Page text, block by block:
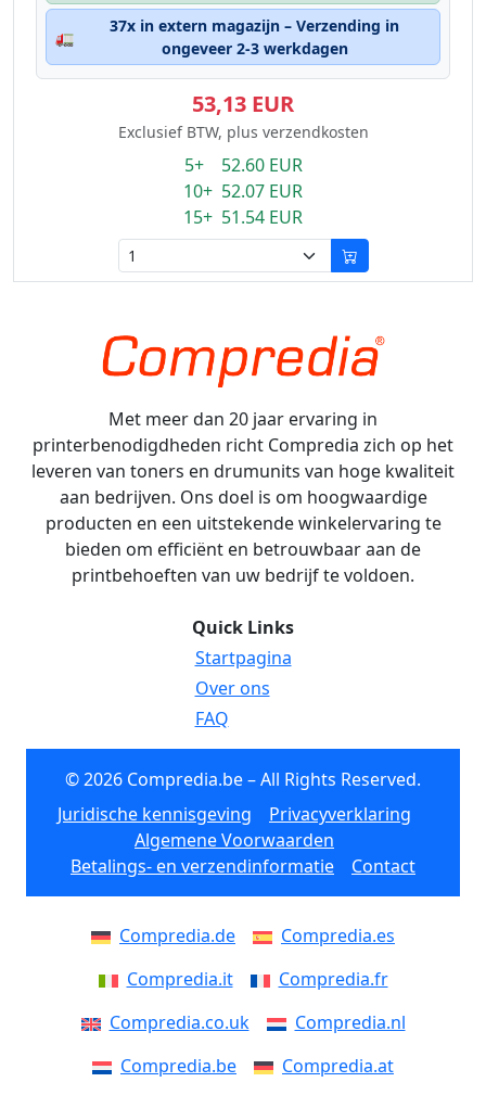
🚛
37x in extern magazijn – Verzending in
ongeveer 2-3 werkdagen
53,13 EUR
Exclusief BTW, plus verzendkosten
5+ 52.60 EUR
10+ 52.07 EUR
15+ 51.54 EUR
Met meer dan 20 jaar ervaring in
printerbenodigdheden richt Compredia zich op het
leveren van toners en drumunits van hoge kwaliteit
aan bedrijven. Ons doel is om hoogwaardige
producten en een uitstekende winkelervaring te
bieden om efficiënt en betrouwbaar aan de
printbehoeften van uw bedrijf te voldoen.
Quick Links
Startpagina
Over ons
FAQ
© 2026 Compredia.be – All Rights Reserved.
Juridische kennisgeving
Privacyverklaring
Algemene Voorwaarden
Betalings- en verzendinformatie
Contact
Compredia.de
Compredia.es
Compredia.it
Compredia.fr
Compredia.co.uk
Compredia.nl
Compredia.be
Compredia.at